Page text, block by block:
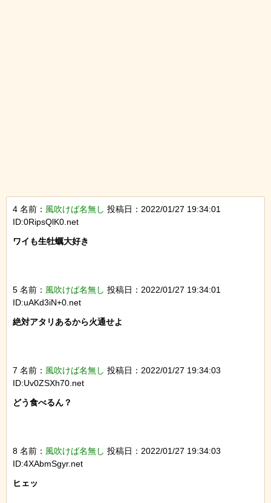
4 名前： 風吹けば名無し 投稿日：2022/01/27 19:34:01
ID:0RipsQlK0.net
ワイも生牡蠣大好き
5 名前： 風吹けば名無し 投稿日：2022/01/27 19:34:01
ID:uAKd3iN+0.net
絶対アタリあるから火通せよ
7 名前： 風吹けば名無し 投稿日：2022/01/27 19:34:03
ID:Uv0ZSXh70.net
どう食べるん？
8 名前： 風吹けば名無し 投稿日：2022/01/27 19:34:03
ID:4XAbmSgyr.net
ヒェッ